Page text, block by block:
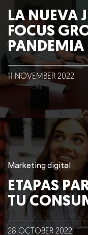
LA NUEVA
FOCUS
PANDEMIA
11 NOVEMBER 2022
Marketing digital
ETAPAS
TU
28 OCTOBER 2022